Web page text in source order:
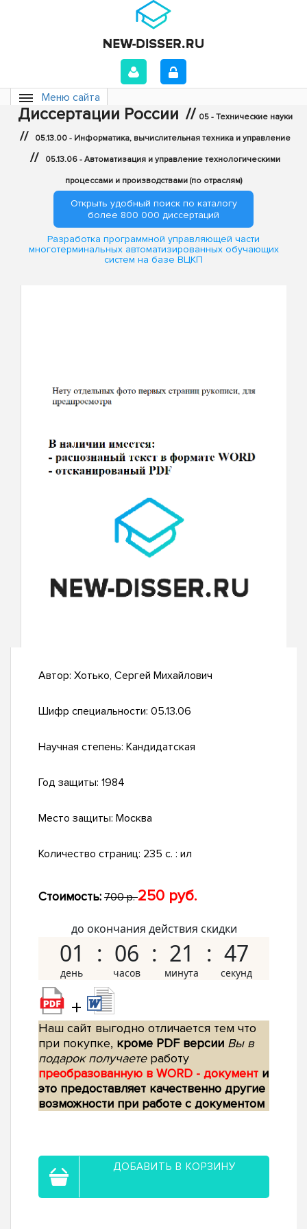
Меню сайта
Диссертации России // 05 - Технические науки
// 05.13.00 - Информатика, вычислительная техника и управление
// 05.13.06 - Автоматизация и управление технологическими
процессами и производствами (по отраслям)
Открыть удобный поиск по каталогу
более 800 000 диссертаций
Разработка программной управляющей части
многотерминальных автоматизированных обучающих
систем на базе ВЦКП
Автор: Хотько, Сергей Михайлович
Шифр специальности: 05.13.06
Научная степень: Кандидатская
Год защиты: 1984
Место защиты: Москва
Количество страниц: 235 c. : ил
Стоимость: 700 р.250 руб.
до окончания действия скидки
01 06 21 46
+
Наш сайт выгодно отличается тем что
при покупке, кроме PDF версии Вы в
подарок получаетеработу
преобразованную в WORD - документ и
это предоставляет качественно другие
возможности при работе с документом
ДОБАВИТЬ В КОРЗИНУ